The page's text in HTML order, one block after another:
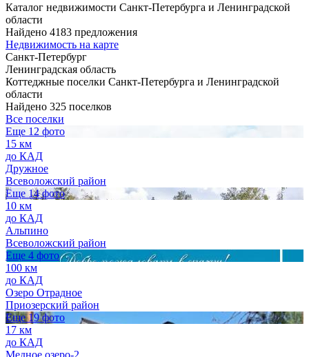
Каталог недвижимости Санкт-Петербурга и Ленинградской
области
Найдено 4183 предложения
Недвижимость на карте
Санкт-Петербург
Ленинградская область
Коттеджные поселки Санкт-Петербурга и Ленинградской
области
Найдено 325 поселков
Все поселки
Еще 12 фото
15 км
до КАД
Дружное
Всеволожский район
Еще 14 фото
10 км
до КАД
Альпино
Всеволожский район
Еще 4 фото
100 км
до КАД
Озеро Отрадное
Приозерский район
Еще 19 фото
17 км
до КАД
Медное озеро-2